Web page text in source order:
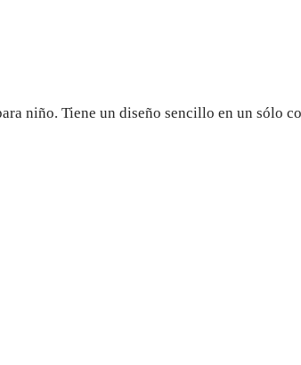
niño. Tiene un diseño sencillo en un sólo